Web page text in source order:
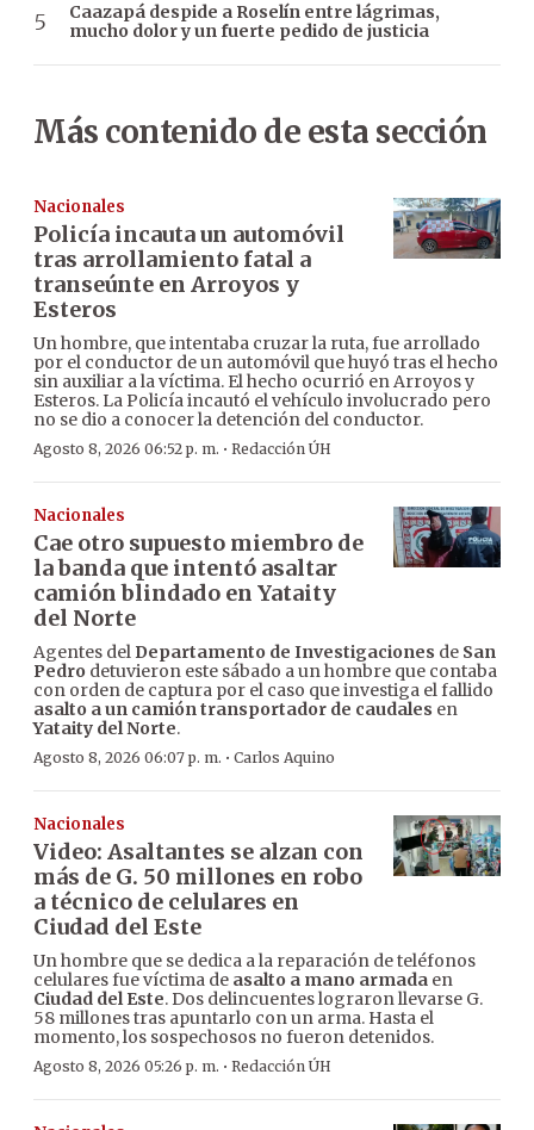
Caazapá despide a Roselín entre lágrimas,
mucho dolor y un fuerte pedido de justicia
Más contenido de esta sección
Nacionales
Policía incauta un automóvil
tras arrollamiento fatal a
transeúnte en Arroyos y
Esteros
Un hombre, que intentaba cruzar la ruta, fue arrollado
por el conductor de un automóvil que huyó tras el hecho
sin auxiliar a la víctima. El hecho ocurrió en Arroyos y
Esteros. La Policía incautó el vehículo involucrado pero
no se dio a conocer la detención del conductor.
Agosto 8, 2026 06:52 p. m. · Redacción ÚH
Nacionales
Cae otro supuesto miembro de
la banda que intentó asaltar
camión blindado en Yataity
del Norte
Agentes del Departamento de Investigaciones de San
Pedro detuvieron este sábado a un hombre que contaba
con orden de captura por el caso que investiga el fallido
asalto a un camión transportador de caudales en
Yataity del Norte.
Agosto 8, 2026 06:07 p. m. · Carlos Aquino
Nacionales
Video: Asaltantes se alzan con
más de G. 50 millones en robo
a técnico de celulares en
Ciudad del Este
Un hombre que se dedica a la reparación de teléfonos
celulares fue víctima de asalto a mano armada en
Ciudad del Este. Dos delincuentes lograron llevarse G.
58 millones tras apuntarlo con un arma. Hasta el
momento, los sospechosos no fueron detenidos.
Agosto 8, 2026 05:26 p. m. · Redacción ÚH